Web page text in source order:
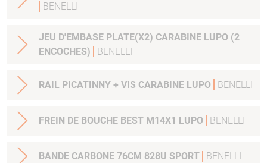
BENELLI
JEU D'EMBASE PLATE(X2) CARABINE LUPO (2
ENCOCHES)
BENELLI
RAIL PICATINNY + VIS CARABINE LUPO BENELLI
FREIN DE BOUCHE BEST M14X1 LUPO BENELLI
BANDE CARBONE 76CM 828U SPORT BENELLI